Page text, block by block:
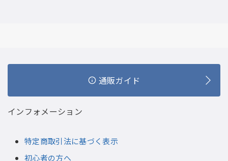
通販ガイド
インフォメーション
特定商取引法に基づく表示
初心者の方へ